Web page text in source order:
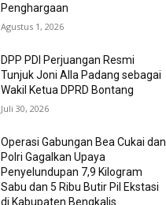
Penghargaan
Agustus 1, 2026
DPP PDI Perjuangan Resmi
Tunjuk Joni Alla Padang sebagai
Wakil Ketua DPRD Bontang
Juli 30, 2026
Operasi Gabungan Bea Cukai dan
Polri Gagalkan Upaya
Penyelundupan 7,9 Kilogram
Sabu dan 5 Ribu Butir Pil Ekstasi
di Kabupaten Bengkalis